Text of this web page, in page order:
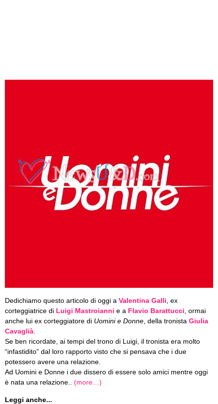
Dedichiamo questo articolo di oggi a Valentina Galli , ex
corteggiatrice di Luigi Mastroianni e a Flavio Barattucci , ormai
anche lui ex corteggiatore di Uomini e Donne , della tronista Giulia
Cavaglià
Se ben ricordate, ai tempi del trono di Luigi, il tronista era molto
“infastidito” dal loro rapporto visto che si pensava che i due
potessero avere una relazione.
Ad Uomini e Donne i due dissero di essere solo amici mentre oggi
è nata una relazione.. (more…)
Leggi anche...